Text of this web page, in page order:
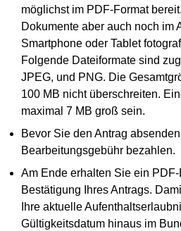
möglichst im PDF-Format
Dokumente aber auch noch im
Smartphone oder Tablet
Folgende Dateiformate sind
JPEG, und PNG. Die
100 MB nicht überschreiten.
maximal 7 MB groß sein.
Bevor Sie den Antrag
Bearbeitungsgebühr bezahlen.
Am Ende erhalten Sie ein
Bestätigung Ihres Antrags.
Ihre aktuelle
Gültigkeitsdatum hinaus im